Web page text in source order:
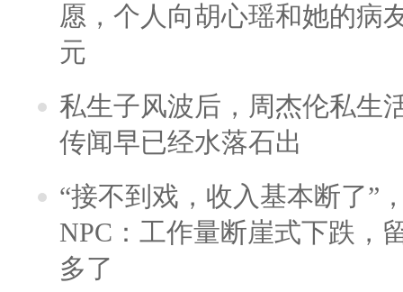
愿，个人向胡心瑶和她的病
元
私生子风波后，周杰伦私生
传闻早已经水落石出
“接不到戏，收入基本断了”
NPC：工作量断崖式下跌，
多了